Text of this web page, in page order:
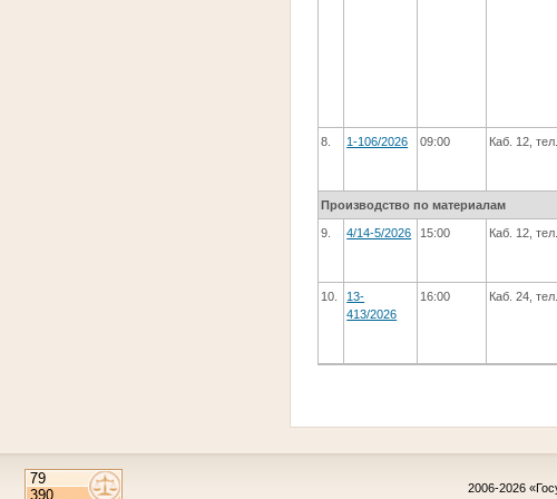
8. 1-106/2026 09:00 Каб. 12,
Производство по материалам
9. 4/14-5/2026 15:00 Каб. 12,
10.
13-
413/2026
16:00 Каб. 24,
2006-2026